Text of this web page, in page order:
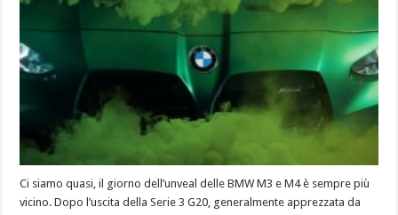
Ci siamo quasi, il giorno dell’unveal delle BMW M3 e M4 è sempre più
vicino. Dopo l’uscita della Serie 3 G20, generalmente apprezzata da